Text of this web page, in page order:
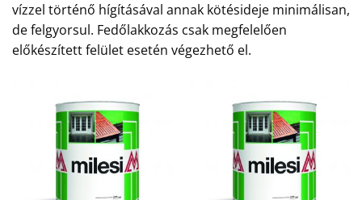
vízzel történő hígításával annak kötésideje minimálisan,
de felgyorsul. Fedőlakkozás csak megfelelően
előkészített felület esetén végezhető el.